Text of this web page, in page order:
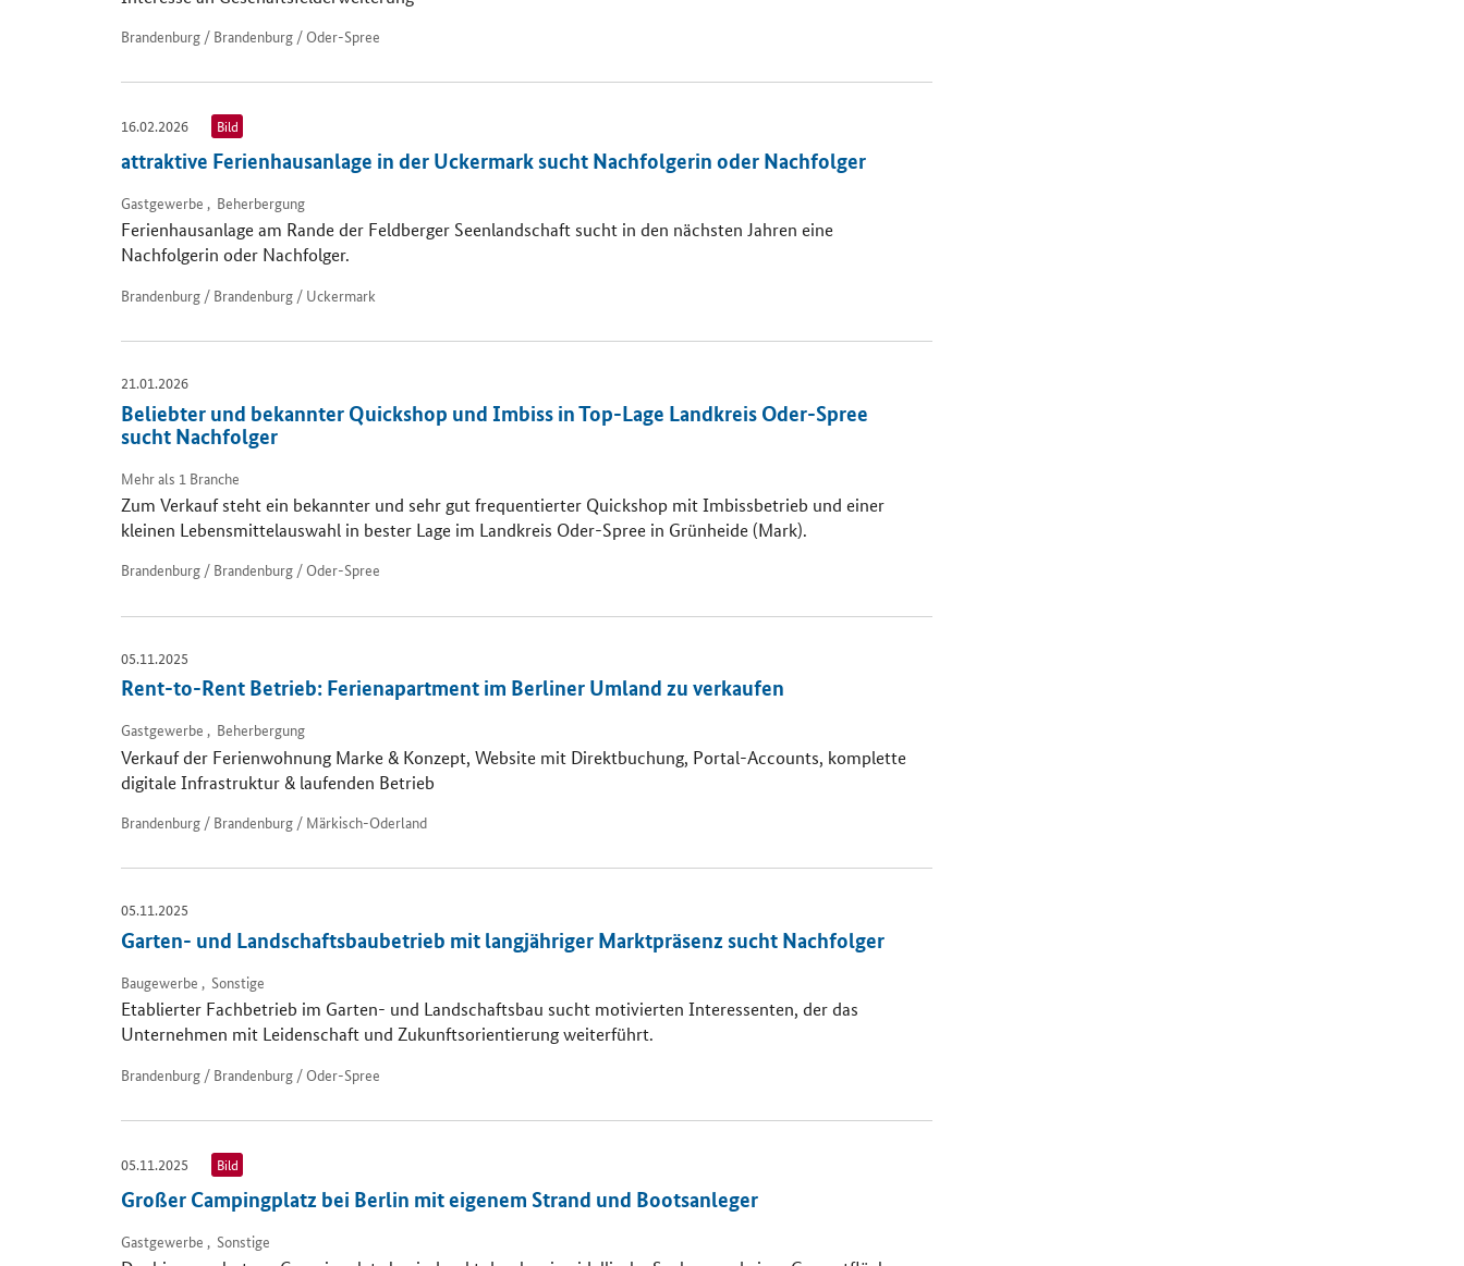
Brandenburg / Brandenburg / Oder-Spree
16.02.2026 Bild
attraktive Ferienhausanlage in der Uckermark sucht Nachfolgerin oder Nachfolger
Gastgewerbe , Beherbergung
Ferienhausanlage am Rande der Feldberger Seenlandschaft sucht in den nächsten Jahren eine
Nachfolgerin oder Nachfolger.
Brandenburg / Brandenburg / Uckermark
21.01.2026
Beliebter und bekannter Quickshop und Imbiss in Top-Lage Landkreis Oder-Spree
sucht Nachfolger
Mehr als 1 Branche
Zum Verkauf steht ein bekannter und sehr gut frequentierter Quickshop mit Imbissbetrieb und einer
kleinen Lebensmittelauswahl in bester Lage im Landkreis Oder-Spree in Grünheide (Mark).
Brandenburg / Brandenburg / Oder-Spree
05.11.2025
Rent-to-Rent Betrieb: Ferienapartment im Berliner Umland zu verkaufen
Gastgewerbe , Beherbergung
Verkauf der Ferienwohnung Marke & Konzept, Website mit Direktbuchung, Portal-Accounts, komplette
digitale Infrastruktur & laufenden Betrieb
Brandenburg / Brandenburg / Märkisch-Oderland
05.11.2025
Garten- und Landschaftsbaubetrieb mit langjähriger Marktpräsenz sucht Nachfolger
Baugewerbe , Sonstige
Etablierter Fachbetrieb im Garten- und Landschaftsbau sucht motivierten Interessenten, der das
Unternehmen mit Leidenschaft und Zukunftsorientierung weiterführt.
Brandenburg / Brandenburg / Oder-Spree
05.11.2025 Bild
Großer Campingplatz bei Berlin mit eigenem Strand und Bootsanleger
Gastgewerbe , Sonstige